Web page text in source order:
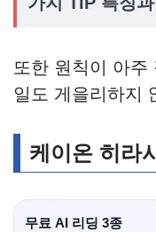
또한 원칙이 아주
일도 게을리하지
케이온 히라
무료 AI 리딩 3종